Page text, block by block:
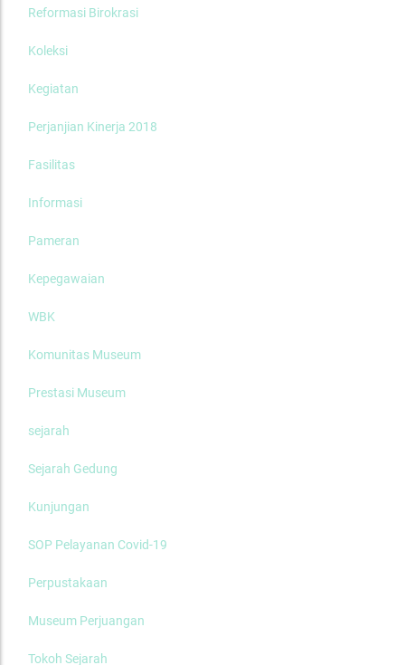
Reformasi Birokrasi
Koleksi
Kegiatan
Perjanjian Kinerja 2018
Fasilitas
Informasi
Pameran
Kepegawaian
WBK
Komunitas Museum
Prestasi Museum
sejarah
Sejarah Gedung
Kunjungan
SOP Pelayanan Covid-19
Perpustakaan
Museum Perjuangan
Tokoh Sejarah